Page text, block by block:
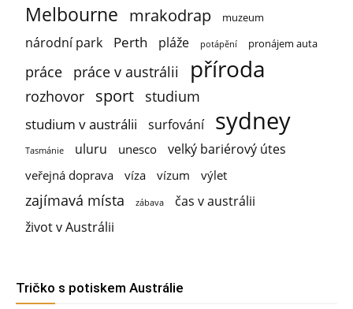
Melbourne mrakodrap muzeum
národní park Perth pláže potápění pronájem auta
práce práce v austrálii příroda
rozhovor sport studium
studium v austrálii surfování sydney
Tasmánie uluru unesco velký bariérový útes
veřejná doprava víza vízum výlet
zajímavá místa zábava
čas v austrálii
život v Austrálii
Tričko s potiskem Austrálie